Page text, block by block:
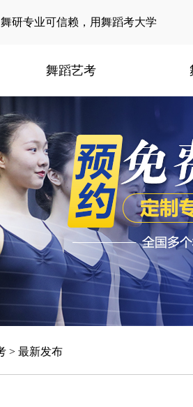
舞研专业可信赖，用舞蹈考大学
舞蹈艺考
> 最新发布